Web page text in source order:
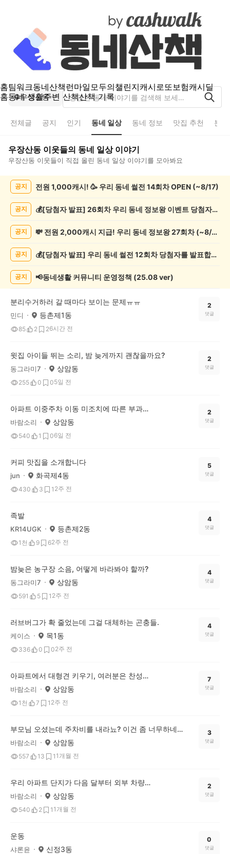
홈팀워크동네산책런마일모두의챌린지캐시로또보험캐시딜
홈동네 생활주변 산책산책 기록
우장산동
전체글 공지 인기 동네 일상 동네 정보 맛집 추천 분
우장산동 이웃들의 동네 일상이야기
우장산동 이웃들이 직접 올린 동네 일상 이야기를 모아봐요
목
공지 전원 1,000캐시! 🥳 우리 동네 썰전 14회차 OPEN (~8/17)
공지 💰[당첨자 발표] 26회차 우리 동네 정보왕 이벤트 당첨자를 발표합니다!
공지 💸 전원 2,000캐시 지급! 우리 동네 정보왕 27회차 (~8/10)
공지 💰[당첨자 발표] 우리 동네 썰전 12회차 당첨자를 발표합니다!
공지 📢동네생활 커뮤니티 운영정책 (25.08 ver)
분리수거하러 갈 때마다 보이는 문제ㅠㅠ
민디 등촌제1동
85 2 26시간 전
2
댓글
윗집 아이들 뛰는 소리, 밤 늦게까지 괜찮을까요?
동그라미7 상암동
255 0 05일 전
2
댓글
아파트 이중주차 이동 미조치에 따른 부과금(벌금)
바람소리 상암동
540 1 06일 전
2
댓글
커피 맛집을 소개합니다
jun 화곡제4동
430 3 1 2주 전
5
댓글
족발
KR14UGK 등촌제2동
1천 9 62주 전
4
댓글
밤늦은 농구장 소음, 어떻게 바라봐야 할까?
동그라미7 상암동
591 5 1 2주 전
4
댓글
러브버그가 확 줄었는데 그걸 대체하는 곤충들.
케이스 목1동
336 0 02주 전
4
댓글
아파트에서 대형견 키우기, 여러분은 찬성하시나요?
바람소리 상암동
1천 7 1 2주 전
7
댓글
부모님 오셨는데 주차비를 내라뇨? 이건 좀 너무하네요...
바람소리 상암동
557 13 1 1개월 전
3
댓글
우리 아파트 단지가 다음 달부터 외부 차량의 주차를 전면 통제하고 강력한 단속을 예고하면서 주민 투표가 뜨겁습니다. ​입주민들은 "내가 낸 관리비로 유지되는 주차장인데, 외부 차량 때문에 정작 퇴근 후 주차할 곳이 없다"며 전면 통제를 강력히 주장합니다. 하지만 상가 이용객이나 친척 방문이 잦은 주민들은 "지나치게 야박한 처사며 방문객 불편이 너무 크다"고 우려 섞인 목소리를 내고 있네요. ​고질적인 주차 난제, 철저한 통제가 답일까요? 아니면
바람소리 상암동
540 2 1 1개월 전
2
댓글
운동
샤론윤 신정3동
0
댓글